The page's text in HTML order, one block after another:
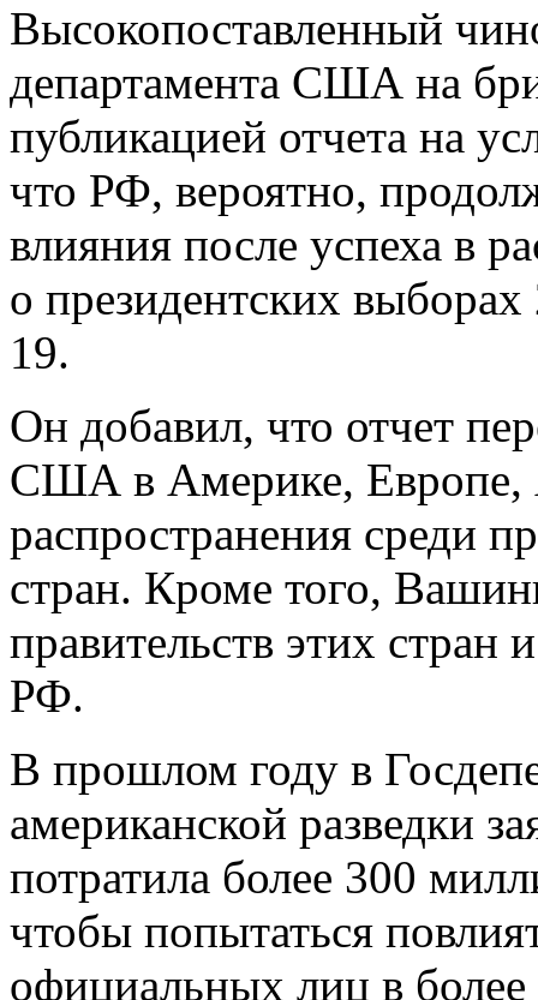
Высокопоставленный
департамента США на
публикацией отчета на
что РФ, вероятно,
влияния после успеха в
о президентских
19.
Он добавил, что отчет
США в Америке, Европе,
распространения среди
стран. Кроме того,
правительств этих стран
РФ.
В прошлом году в
американской разведки
потратила более 300
чтобы попытаться
официальных лиц в более